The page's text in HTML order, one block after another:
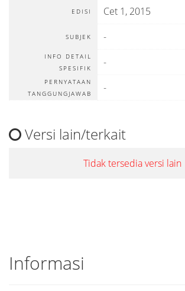
EDISI Cet 1, 2015
SUBJEK -
INFO DETAIL
SPESIFIK
-
PERNYATAAN
TANGGUNGJAWAB
-
Versi lain/terkait
Tidak tersedia versi lain
Informasi